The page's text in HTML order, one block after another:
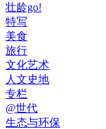
壮龄go!
特写
美食
旅行
文化艺术
人文史地
专栏
@世代
生态与环保